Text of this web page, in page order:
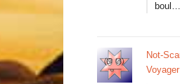
boul…
Not-